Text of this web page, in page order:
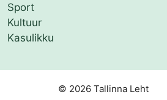
Sport
Kultuur
Kasulikku
© 2026 Tallinna Leht